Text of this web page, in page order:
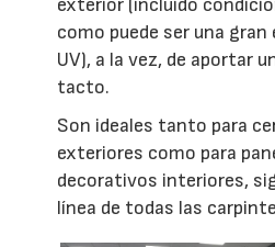
exterior (incluido
como puede ser una
UV), a la vez, de aportar
tacto.
Son ideales tanto para
exteriores como para
decorativos interiores,
línea de todas las